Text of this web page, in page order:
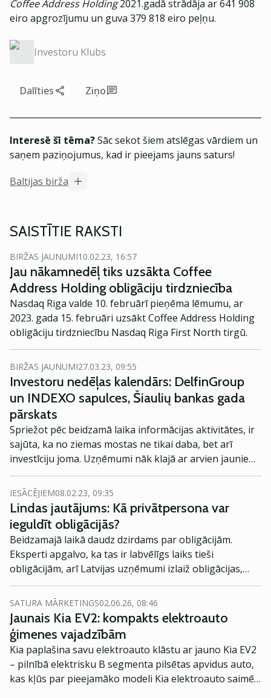
Coffee Address Holding2021.gadā strādāja ar 641 908
eiro apgrozījumu un guva 379 818 eiro peļņu.
Investoru Klubs
Dalīties Ziņo
Interesē šī tēma?Sāc sekot šiem atslēgas vārdiem un
saņem paziņojumus, kad ir pieejams jauns saturs!
Baltijas birža
SAISTĪTIE RAKSTI
BIRŽAS JAUNUMI10.02.23, 16:57
Jau nākamnedēļ tiks uzsākta Coffee
Address Holding obligāciju tirdzniecība
Nasdaq Riga valde 10. februārī pieņēma lēmumu, ar
2023. gada 15. februāri uzsākt Coffee Address Holding
obligāciju tirdzniecību Nasdaq Riga First North tirgū.
BIRŽAS JAUNUMI27.03.23, 09:55
Investoru nedēļas kalendārs: DelfinGroup
un INDEXO sapulces, Šiaulių bankas gada
pārskats
Spriežot pēc beidzamā laika informācijas aktivitātes, ir
sajūta, ka no ziemas mostas ne tikai daba, bet arī
investīciju joma. Uzņēmumi nāk klajā ar arvien jauniem
notikumiem, investori tam visam aktīvi seko līdzi. Kas
gaidāms šonedēļ?
IESĀCĒJIEM08.02.23, 09:35
Lindas jautājums: Kā privātpersona var
ieguldīt obligācijās?
Beidzamajā laikā daudz dzirdams par obligācijām.
Eksperti apgalvo, ka tas ir labvēlīgs laiks tieši
obligācijām, arī Latvijas uzņēmumi izlaiž obligācijas,
tāpēc laiks arī man par šo tēmu painteresēties vairāk.
Kas ir obligācijas? Kā “parastais” cilvēks var tajās
ieguldīt? Ar ko obligācijas atšķiras no akcijām?
SATURA MĀRKETINGS02.06.26, 08:46
Jaunais Kia EV2: kompakts elektroauto
ģimenes vajadzībām
Kia paplašina savu elektroauto klāstu ar jauno Kia EV2
– pilnībā elektrisku B segmenta pilsētas apvidus auto,
kas kļūs par pieejamāko modeli Kia elektroauto saimē